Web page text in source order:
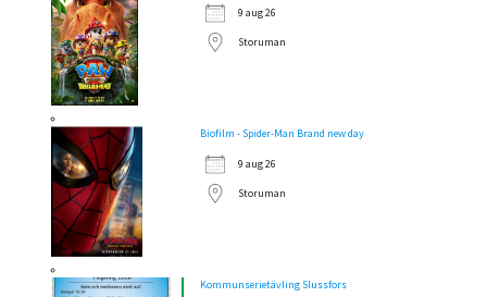
9 aug 26
Storuman
Biofilm - Spider-Man Brand new day
9 aug 26
Storuman
Kommunserietävling Slussfors